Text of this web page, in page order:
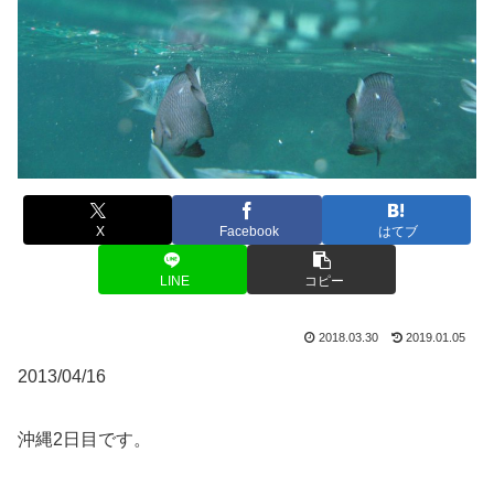
X Facebook はてブ
LINE コピー
2018.03.30 2019.01.05
2013/04/16
沖縄2日目です。